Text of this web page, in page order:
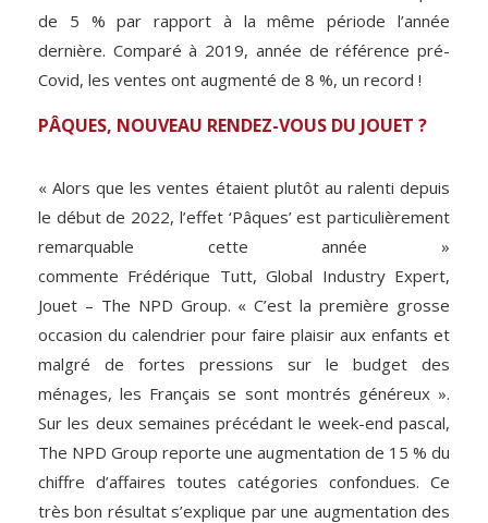
de 5 % par rapport à la même période l’année
dernière. Comparé à 2019, année de référence pré-
Covid, les ventes ont augmenté de 8 %, un record !
PÂQUES, NOUVEAU RENDEZ-VOUS DU JOUET ?
« Alors que les ventes étaient plutôt au ralenti depuis
le début de 2022, l’effet ‘Pâques’ est particulièrement
remarquable cette année »
commente Frédérique Tutt, Global Industry Expert,
Jouet – The NPD Group. « C’est la première grosse
occasion du calendrier pour faire plaisir aux enfants et
malgré de fortes pressions sur le budget des
ménages, les Français se sont montrés généreux ».
Sur les deux semaines précédant le week-end pascal,
The NPD Group reporte une augmentation de 15 % du
chiffre d’affaires toutes catégories confondues. Ce
très bon résultat s’explique par une augmentation des